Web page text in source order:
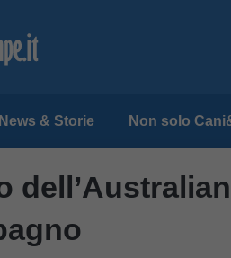
News & Storie Non solo